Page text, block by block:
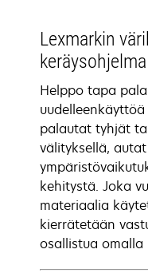
Lexmarkin
Helppo tapa
palautat tyhjät
välityksellä,
kehitystä. Joka
materiaalia
kierrätetään
osallistua omalla